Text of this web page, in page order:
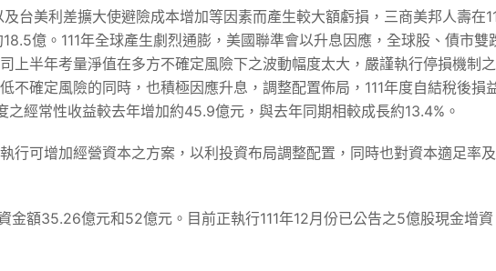
台美利差擴大使避險成本增加等因素而產生較大額虧損，三商美邦人壽在
億。111年全球產生劇烈通膨，美國聯準會以升息因應，全球股、債市雙
上半年考量淨值在多方不確定風險下之波動幅度太大，嚴謹執行停損機制
不確定風險的同時，也積極因應升息，調整配置佈局，111年度自結稅後損
經常性收益較去年增加約45.9億元，與去年同期相較成長約13.4%。
行可增加經營資本之方案，以利投資布局調整配置，同時也對資本適足率
金額35.26億元和52億元。目前正執行111年12月份已公告之5億股現金增